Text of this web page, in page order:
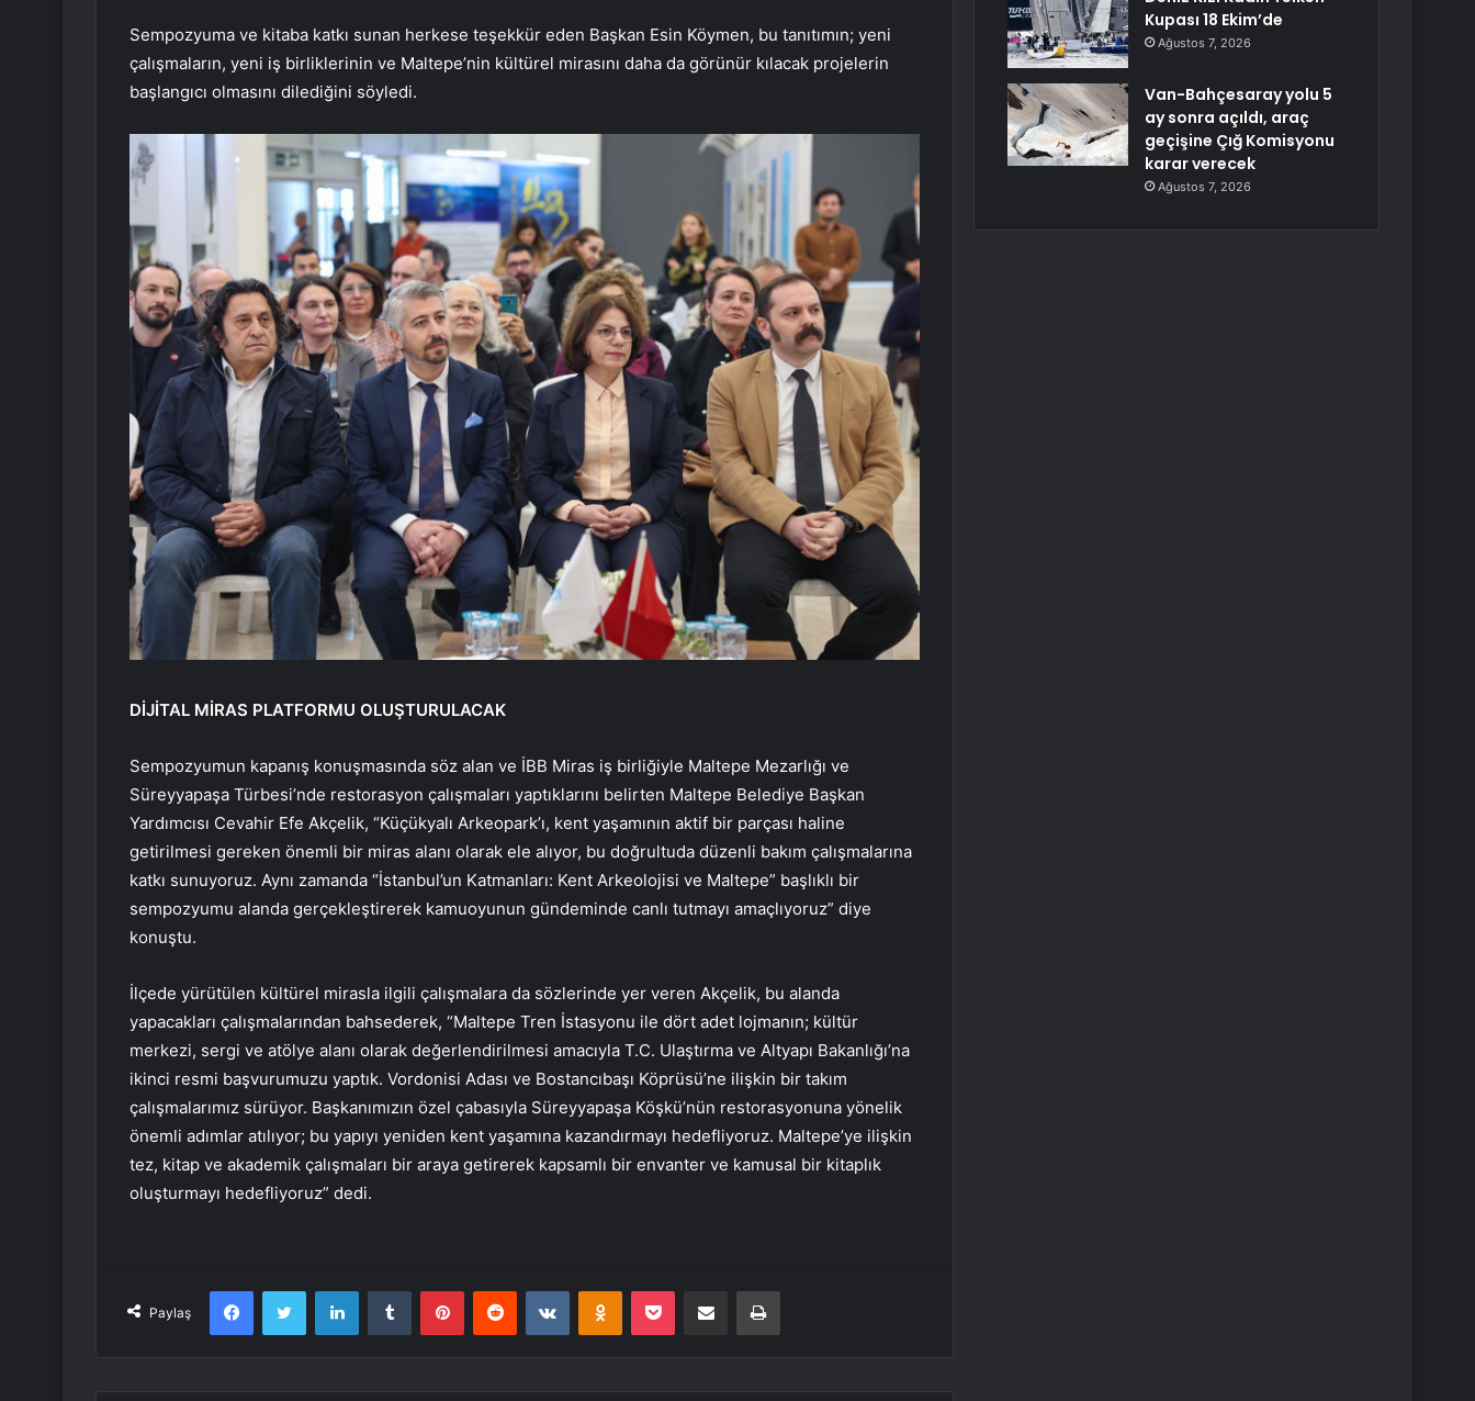
Sempozyuma ve kitaba katkı sunan herkese teşekkür eden Başkan Esin Köymen, bu tanıtımın; yeni
çalışmaların, yeni iş birliklerinin ve Maltepe’nin kültürel mirasını daha da görünür kılacak projelerin
başlangıcı olmasını dilediğini söyledi.
DİJİTAL MİRAS PLATFORMU OLUŞTURULACAK
Sempozyumun kapanış konuşmasında söz alan ve İBB Miras iş birliğiyle Maltepe Mezarlığı ve
Süreyyapaşa Türbesi’nde restorasyon çalışmaları yaptıklarını belirten Maltepe Belediye Başkan
Yardımcısı Cevahir Efe Akçelik, “Küçükyalı Arkeopark’ı, kent yaşamının aktif bir parçası haline
getirilmesi gereken önemli bir miras alanı olarak ele alıyor, bu doğrultuda düzenli bakım çalışmalarına
katkı sunuyoruz. Aynı zamanda “İstanbul’un Katmanları: Kent Arkeolojisi ve Maltepe” başlıklı bir
sempozyumu alanda gerçekleştirerek kamuoyunun gündeminde canlı tutmayı amaçlıyoruz” diye
konuştu.
İlçede yürütülen kültürel mirasla ilgili çalışmalara da sözlerinde yer veren Akçelik, bu alanda
yapacakları çalışmalarından bahsederek, “Maltepe Tren İstasyonu ile dört adet lojmanın; kültür
merkezi, sergi ve atölye alanı olarak değerlendirilmesi amacıyla T.C. Ulaştırma ve Altyapı Bakanlığı’na
ikinci resmi başvurumuzu yaptık. Vordonisi Adası ve Bostancıbaşı Köprüsü’ne ilişkin bir takım
çalışmalarımız sürüyor. Başkanımızın özel çabasıyla Süreyyapaşa Köşkü’nün restorasyonuna yönelik
önemli adımlar atılıyor; bu yapıyı yeniden kent yaşamına kazandırmayı hedefliyoruz. Maltepe’ye ilişkin
tez, kitap ve akademik çalışmaları bir araya getirerek kapsamlı bir envanter ve kamusal bir kitaplık
oluşturmayı hedefliyoruz” dedi.
Paylaş
FacebookTwitter LinkedInTumblr PinterestReddit VKontakteOdnoklassniki
Pocket E-Posta ile paylaş Yazdır
Kupası 18 Ekim’de
Ağustos 7, 2026
Van-Bahçesaray yolu 5
ay sonra açıldı, araç
geçişine Çığ Komisyonu
karar verecek
Ağustos 7, 2026